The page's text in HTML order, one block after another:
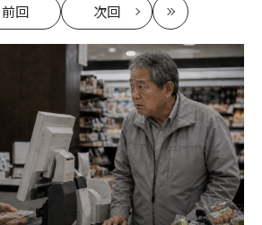
前回
記
次回
記
事
へ
最
新